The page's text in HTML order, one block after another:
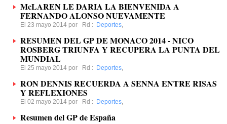
McLAREN LE DARIA LA BIENVENIDA A
FERNANDO ALONSO NUEVAMENTE
El 23 mayo 2014 por Rd : Deportes,
RESUMEN DEL GP DE MONACO 2014 - NICO
ROSBERG TRIUNFA Y RECUPERA LA PUNTA DEL
MUNDIAL
El 25 mayo 2014 por Rd : Deportes,
RON DENNIS RECUERDA A SENNA ENTRE RISAS
Y REFLEXIONES
El 02 mayo 2014 por Rd : Deportes,
Resumen del GP de España